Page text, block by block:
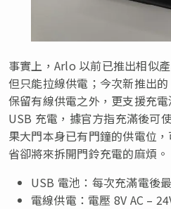
事實上，Arlo 以前已推出相似
但只能拉線供電；今次新推出
保留有線供電之外，更支援充
USB 充電，據官方指充滿後可
果大門本身已有門鐘的供電位
省卻將來拆開門鈴充電的麻煩。
USB 電池：每次充滿電後
電線供電：電壓 8V AC –